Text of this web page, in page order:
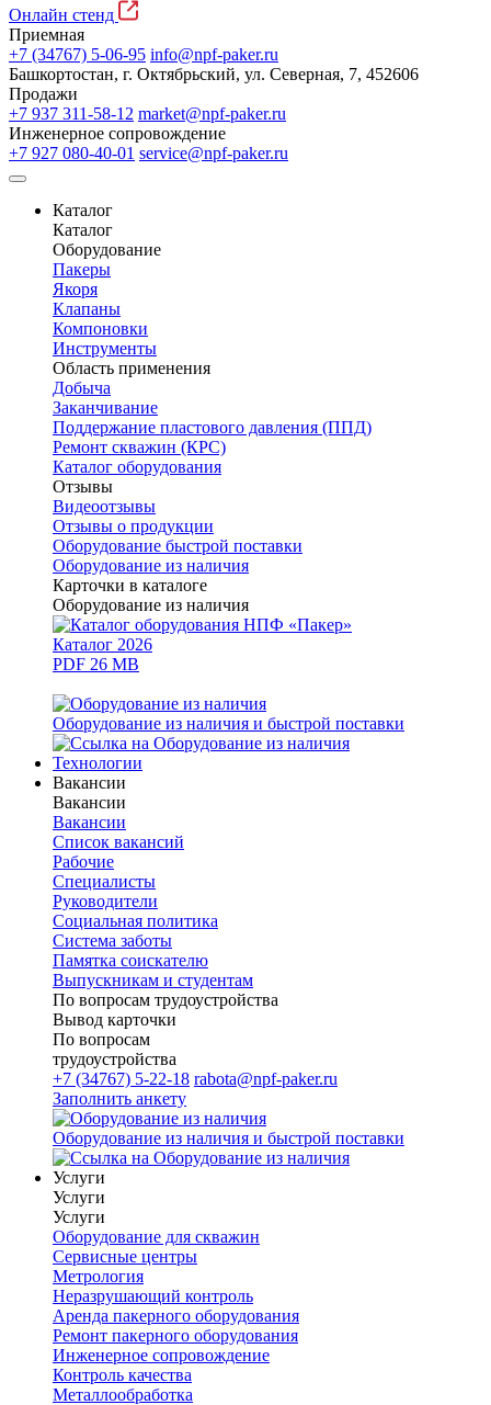
Онлайн стенд
Приемная
+7 (34767) 5-06-95 info@npf-paker.ru
Башкортостан, г. Октябрьский, ул. Северная, 7, 452606
Продажи
+7 937 311-58-12 market@npf-paker.ru
Инженерное сопровождение
+7 927 080-40-01 service@npf-paker.ru
Каталог
Каталог
Оборудование
Пакеры
Якоря
Клапаны
Компоновки
Инструменты
Область применения
Добыча
Заканчивание
Поддержание пластового давления (ППД)
Ремонт скважин (КРС)
Каталог оборудования
Отзывы
Видеоотзывы
Отзывы о продукции
Оборудование быстрой поставки
Оборудование из наличия
Карточки в каталоге
Оборудование из наличия
Каталог 2026
PDF 26 MB
Оборудование из наличия и быстрой поставки
Технологии
Вакансии
Вакансии
Вакансии
Список вакансий
Рабочие
Специалисты
Руководители
Cоциальная политика
Система заботы
Памятка соискателю
Выпускникам и студентам
По вопросам трудоустройства
Вывод карточки
По вопросам
трудоустройства
+7 (34767) 5-22-18 rabota@npf-paker.ru
Заполнить анкету
Оборудование из наличия и быстрой поставки
Услуги
Услуги
Услуги
Оборудование для скважин
Сервисные центры
Метрология
Неразрушающий контроль
Аренда пакерного оборудования
Ремонт пакерного оборудования
Инженерное сопровождение
Контроль качества
Металлообработка